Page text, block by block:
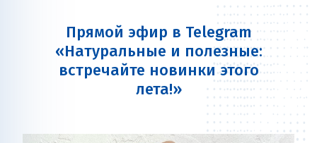
Прямой эфир в Telegram
«Натуральные и полезные:
встречайте новинки этого
лета!»